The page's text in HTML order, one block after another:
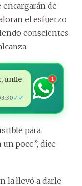
encargarán de
el esfuerzo
conscientes
unite
✓✓
1
para
poco”, dice
la llevó a darle